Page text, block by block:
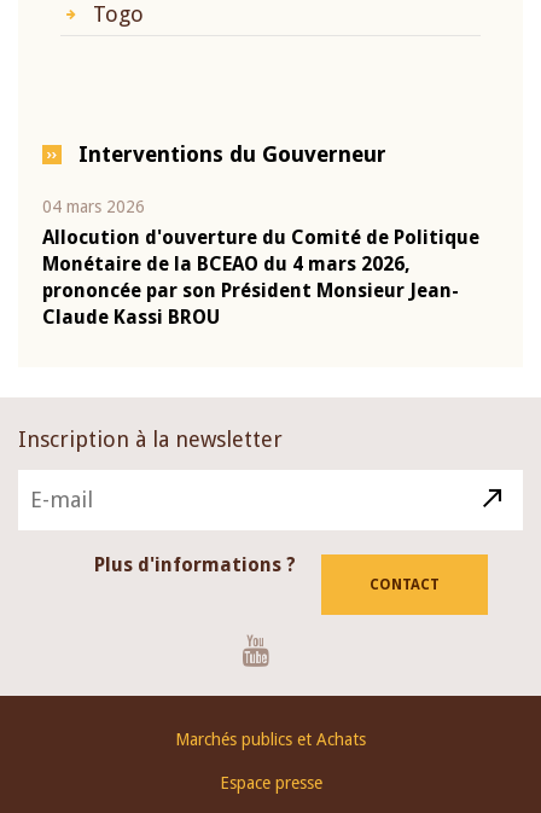
Togo
Interventions du Gouverneur
04 mars 2026
Allocution d'ouverture du Comité de Politique
Monétaire de la BCEAO du 4 mars 2026,
prononcée par son Président Monsieur Jean-
Claude Kassi BROU
Inscription à la newsletter
Plus d'informations ?
CONTACT
Marchés publics et Achats
Espace presse